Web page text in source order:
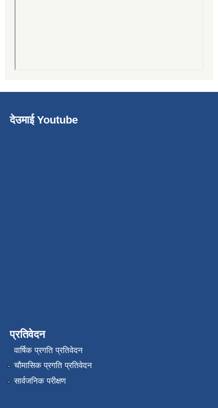
देउमाई Youtube
प्रतिवेदन
वार्षिक प्रगति प्रतिवेदन
चौमासिक प्रगति प्रतिवेदन
सार्वजनिक परीक्षण